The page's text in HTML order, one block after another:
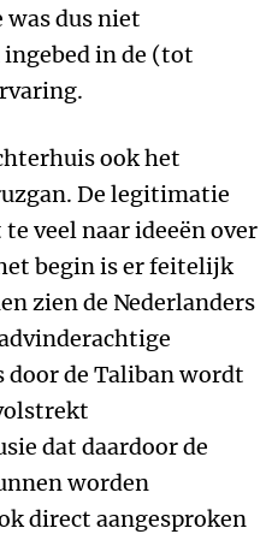
was dus niet
in de (tot
ook het
De legitimatie
veel naar ideeën over
begin is er feitelijk
zien de Nederlanders
door de Taliban wordt
dat daardoor de
worden
direct aangesproken